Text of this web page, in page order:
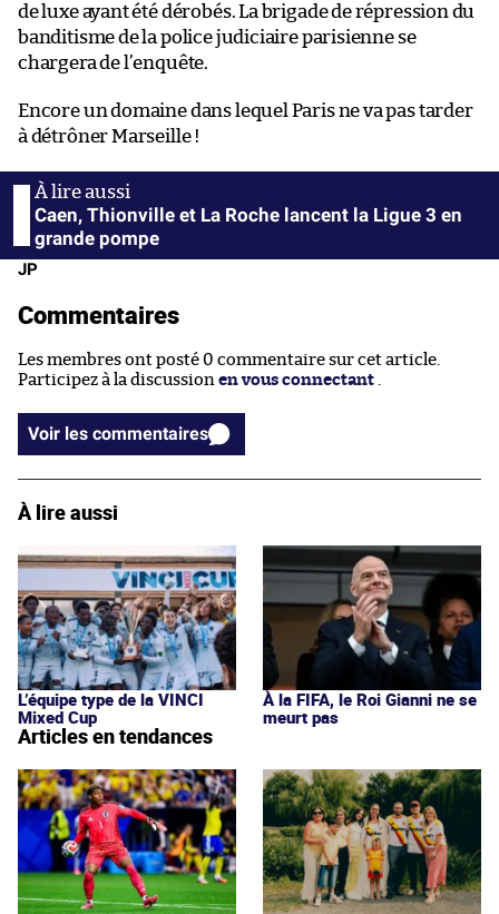
de luxe ayant été dérobés. La brigade de répression du
banditisme de la police judiciaire parisienne se
chargera de l’enquête.
Encore un domaine dans lequel Paris ne va pas tarder
à détrôner Marseille !
Caen, Thionville et La Roche lancent la Ligue 3 en
grande pompe
JP
Commentaires
Les membres ont posté 0 commentaire sur cet article.
Participez à la discussion en vous connectant
Voir les commentaires
À lire aussi
L’équipe type de la VINCI
Mixed Cup
À la FIFA, le Roi Gianni ne se
meurt pas
Articles en tendances